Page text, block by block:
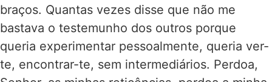
braços. Quantas vezes disse que não me
bastava o testemunho dos outros porque
queria experimentar pessoalmente, queria ver-
te, encontrar-te, sem intermediários. Perdoa,